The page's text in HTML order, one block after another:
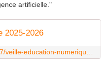
artificielle."
2025-2026